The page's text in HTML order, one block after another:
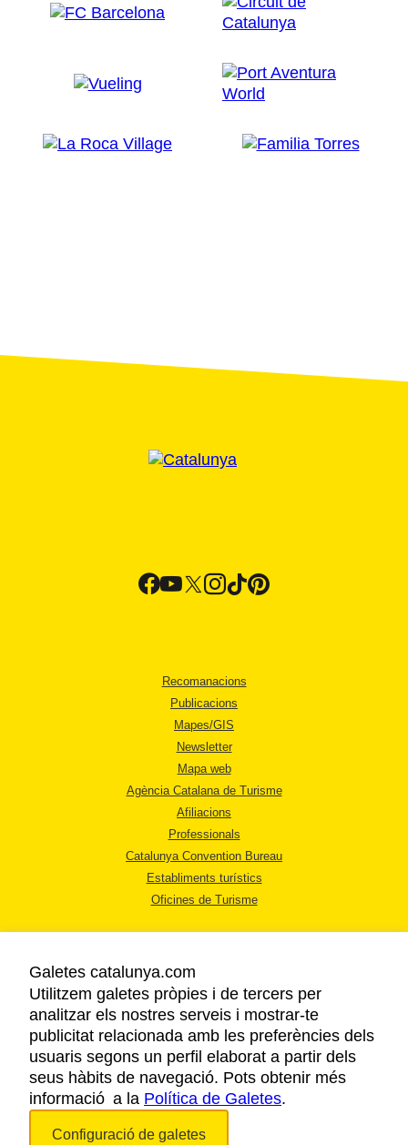
Recomanacions
Publicacions
Mapes/GIS
Newsletter
Mapa web
Agència Catalana de Turisme
Afiliacions
Professionals
Catalunya Convention Bureau
Establiments turístics
Oficines de Turisme
AVÍS LEGAL
POLÍTICA DE PRIVACITAT
COOKIES
ACCESSIBILITAT
Galetes catalunya.com
Utilitzem galetes pròpies i de tercers per
analitzar els nostres serveis i mostrar-te
publicitat relacionada amb les preferències dels
usuaris segons un perfil elaborat a partir dels
seus hàbits de navegació. Pots obtenir més
informació a la Política de Galetes.
Configuració de galetes